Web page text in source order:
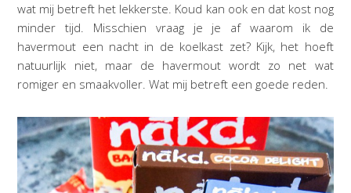
wat mij betreft het lekkerste. Koud kan ook en dat kost nog
minder tijd. Misschien vraag je je af waarom ik de
havermout een nacht in de koelkast zet? Kijk, het hoeft
natuurlijk niet, maar de havermout wordt zo net wat
romiger en smaakvoller. Wat mij betreft een goede reden.